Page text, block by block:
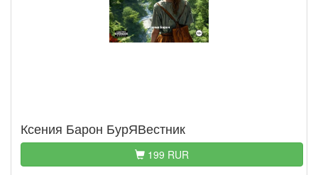
Ксения Барон БурЯВестник
199 RUR